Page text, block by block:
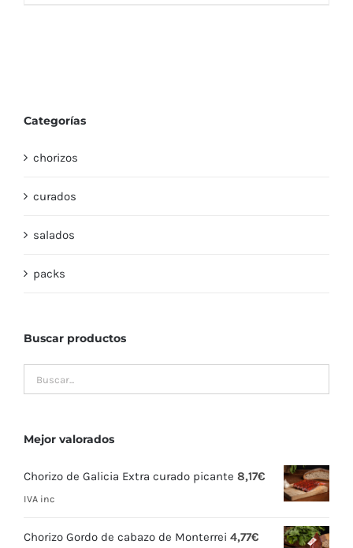
Categorías
chorizos
curados
salados
packs
Buscar productos
Mejor valorados
Chorizo de Galicia Extra curado picante 8,17€
IVA inc
Chorizo Gordo de cabazo de Monterrei 4,77€